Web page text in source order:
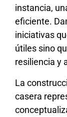
instancia,
eficiente.
iniciativas
útiles sino
resiliencia y
La
casera